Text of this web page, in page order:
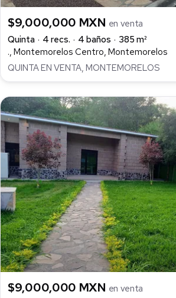
$9,000,000 MXN en venta
Quinta
4 recs. 4 baños
385 m²
., Montemorelos Centro, Montemorelos
QUINTA EN VENTA, MONTEMORELOS
$9,000,000 MXN en venta